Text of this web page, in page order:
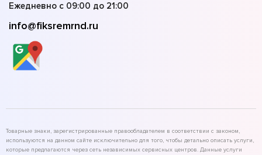
Ежедневно с 09:00 до 21:00
info@fiksremrnd.ru
Товарные знаки, зарегистрированные правообладателем в соответствии с законом,
используются на данном сайте исключительно для того, чтобы детально описать услуги,
которые предлагаются через сеть независимых сервисных центров. Данные услуги